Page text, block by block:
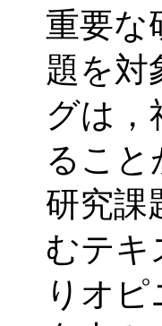
重要な
題を対
グは，
ること
研究課
むテキ
りオ